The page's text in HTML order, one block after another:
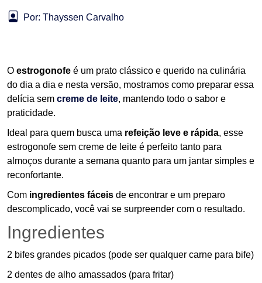
Por: Thayssen Carvalho
O estrogonofe é um prato clássico e querido na culinária
do dia a dia e nesta versão, mostramos como preparar essa
delícia sem creme de leite, mantendo todo o sabor e
praticidade.
Ideal para quem busca uma refeição leve e rápida, esse
estrogonofe sem creme de leite é perfeito tanto para
almoços durante a semana quanto para um jantar simples e
reconfortante.
Com ingredientes fáceis de encontrar e um preparo
descomplicado, você vai se surpreender com o resultado.
Ingredientes
2 bifes grandes picados (pode ser qualquer carne para bife)
2 dentes de alho amassados (para fritar)